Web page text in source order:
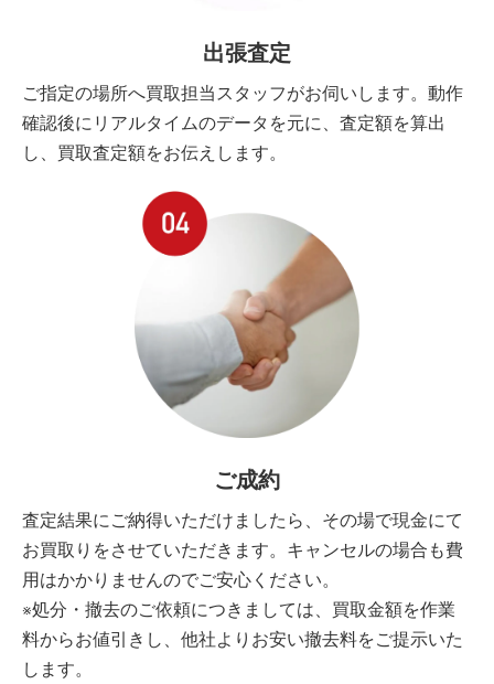
出張査定
ご指定の場所へ買取担当スタッフがお伺いします。動作
確認後にリアルタイムのデータを元に、査定額を算出
し、買取査定額をお伝えします。
ご成約
査定結果にご納得いただけましたら、その場で現金にて
お買取りをさせていただきます。キャンセルの場合も費
用はかかりませんのでご安心ください。
※処分・撤去のご依頼につきましては、買取金額を作業
料からお値引きし、他社よりお安い撤去料をご提示いた
します。